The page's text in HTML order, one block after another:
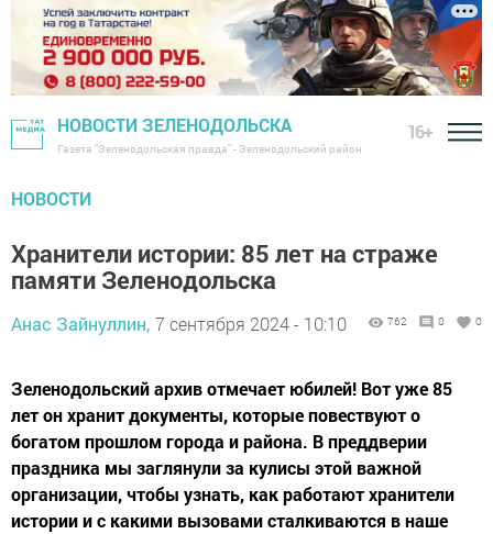
НОВОСТИ ЗЕЛЕНОДОЛЬСКА
Газета "Зеленодольская правда" - Зеленодольский район
16+
НОВОСТИ
Хранители истории: 85 лет на страже
памяти Зеленодольска
Анас Зайнуллин, 7 сентября 2024 - 10:10 762 0 0
Зеленодольский архив отмечает юбилей! Вот уже 85
лет он хранит документы, которые повествуют о
богатом прошлом города и района. В преддверии
праздника мы заглянули за кулисы этой важной
организации, чтобы узнать, как работают хранители
истории и с какими вызовами сталкиваются в наше